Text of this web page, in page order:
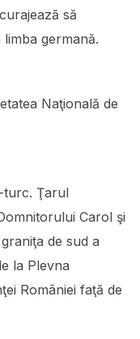
să
germană.
Naţională de
turc. Ţarul
Carol şi
de sud a
la Plevna
României faţă de